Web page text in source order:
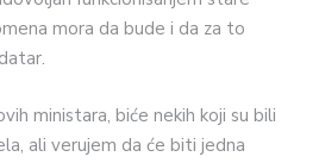
mora da bude i da za to
ministara, biće nekih koji su bili
ali verujem da će biti jedna